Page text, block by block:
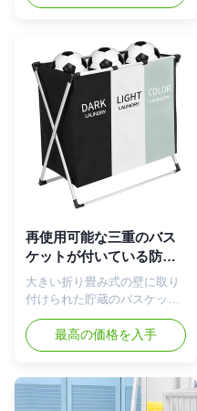
ースについて心配している
ズ:60*41*55CM、高く、細い
洗濯の障害はだけでなく、ス
ペース救うが、高められた設
計は汚れた衣服により多くの
容量を提供する。 軽く、暗い
分離器-私達は異なった印刷物
が付いている2パックの洗濯物
入れを提供する:軽くおよび暗
いです。色であなたの時間を
節約するあなたの衣服を分け
れた軽い衣類を2パックの障害
高める収蔵可能量をもはや心
配する必要がない。 及び
CALLAPSIBLEの障害立ちな
さい- 4本の強い生地の棒は洗
濯物入れ...
再使用可能な三重のバス
ケットが付いている防水
丈夫な折りたたみ洗濯の
障害
大きい折り畳み式の壁に取り
付けられた貯蔵のバスケット
の洗濯物かごの洗濯箱 特徴: 3
つのセクション大容量の洗濯
物入れ-袋に衣類を落とすと同
害、従ってあなたにあなたの
暗闇、ライトからの色を分類
最高の価格を入手